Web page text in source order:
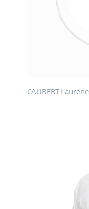
CAUBERT Laurène